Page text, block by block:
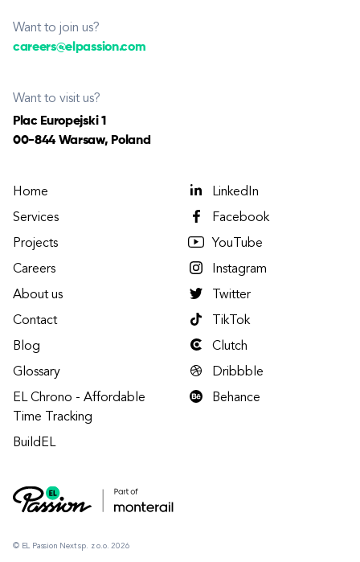
Want to join us?
careers@elpassion.com
Want to visit us?
Plac Europejski 1
00-844 Warsaw, Poland
© EL Passion Next sp. z o.o. 2026
Home
Services
Projects
Careers
About us
Contact
Blog
Glossary
EL Chrono - Affordable
Time Tracking
BuildEL
LinkedIn
Facebook
YouTube
Instagram
Twitter
TikTok
Clutch
Dribbble
Behance